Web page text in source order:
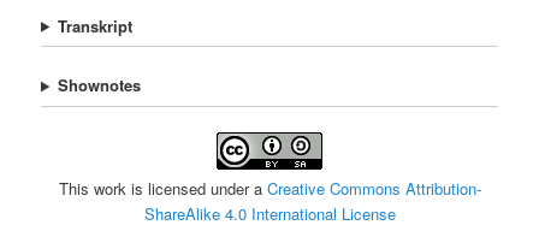
Transkript
Shownotes
This work is licensed under a Creative Commons Attribution-
ShareAlike 4.0 International License